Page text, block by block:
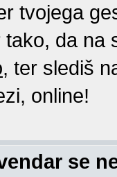
tvojega
da na
, ter slediš
online!
se